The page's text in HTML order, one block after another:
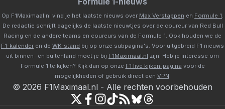
Op F1Maximaal.nl vind je het laatste nieuws over Max Verstappen en Formule 1
De redactie schrijft dagelijks de laatste nieuwtjes over de coureur van Red Bull
Racing en de andere teams en coureurs van de Formule 1. Ook houden we de
F1-kalender en de WK-stand bij op onze subpagina's. Voor uitgebreid F1 nieuws
uit binnen- en buitenland moet je bij F1Maximaal.nl zijn. Heb je interesse om
Formule 1 te kijken? Kijk dan op onze F1 live kijken-pagina voor de
mogelijkheden of gebruik direct een VPN
© 2026 F1Maximaal.nl - Alle rechten voorbehouden